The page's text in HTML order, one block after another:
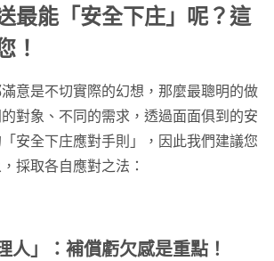
最能「安全下庄」呢？這
！
意是不切實際的幻想，那麼最聰明的做
對象、不同的需求，透過面面俱到的安
安全下庄應對手則」，因此我們建議您
採取各自應對之法：
人」：補償虧欠感是重點！